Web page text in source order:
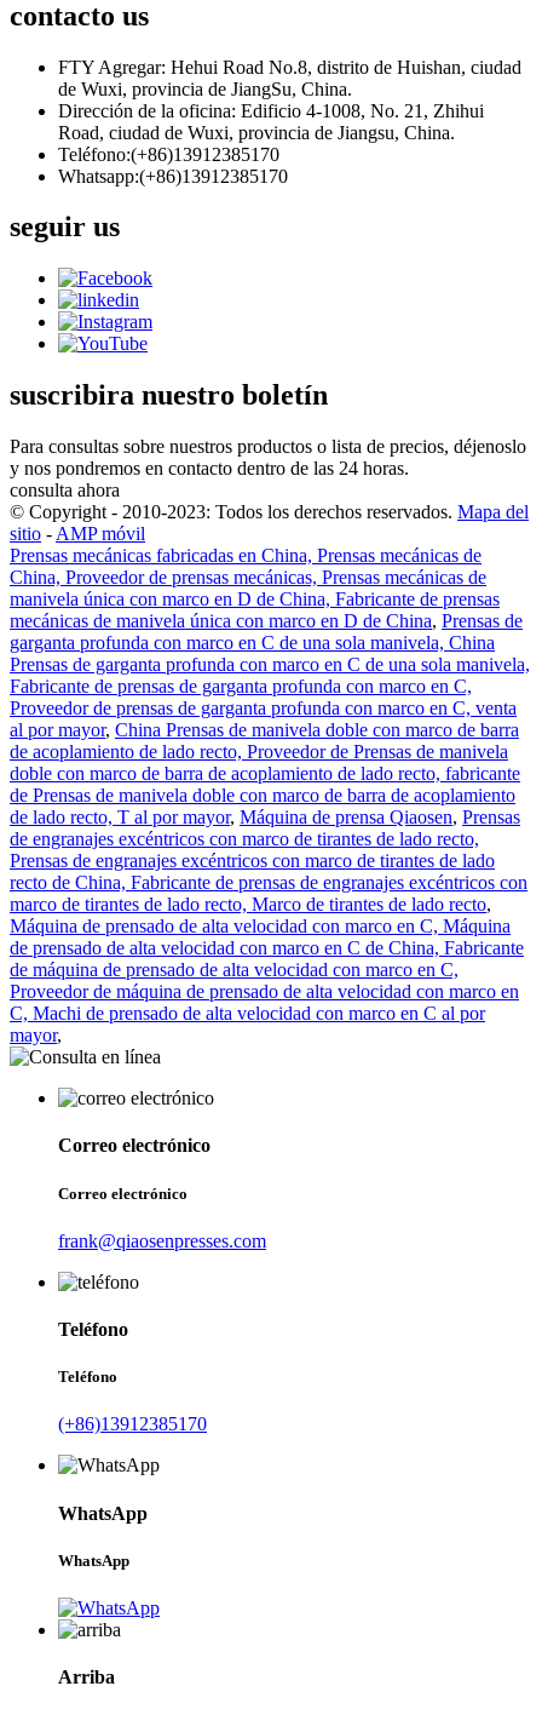
contacto us
FTY Agregar: Hehui Road No.8, distrito de Huishan, ciudad
de Wuxi, provincia de JiangSu, China.
Dirección de la oficina: Edificio 4-1008, No. 21, Zhihui
Road, ciudad de Wuxi, provincia de Jiangsu, China.
Teléfono:(+86)13912385170
Whatsapp:(+86)13912385170
seguir us
suscribira nuestro boletín
Para consultas sobre nuestros productos o lista de precios, déjenoslo
y nos pondremos en contacto dentro de las 24 horas.
consulta ahora
© Copyright - 2010-2023: Todos los derechos reservados. Mapa del
sitio - AMP móvil
Prensas mecánicas fabricadas en China, Prensas mecánicas de
China, Proveedor de prensas mecánicas, Prensas mecánicas de
manivela única con marco en D de China, Fabricante de prensas
mecánicas de manivela única con marco en D de China, Prensas de
garganta profunda con marco en C de una sola manivela, China
Prensas de garganta profunda con marco en C de una sola manivela,
Fabricante de prensas de garganta profunda con marco en C,
Proveedor de prensas de garganta profunda con marco en C, venta
al por mayor, China Prensas de manivela doble con marco de barra
de acoplamiento de lado recto, Proveedor de Prensas de manivela
doble con marco de barra de acoplamiento de lado recto, fabricante
de Prensas de manivela doble con marco de barra de acoplamiento
de lado recto, T al por mayor, Máquina de prensa Qiaosen, Prensas
de engranajes excéntricos con marco de tirantes de lado recto,
Prensas de engranajes excéntricos con marco de tirantes de lado
recto de China, Fabricante de prensas de engranajes excéntricos con
marco de tirantes de lado recto, Marco de tirantes de lado recto,
Máquina de prensado de alta velocidad con marco en C, Máquina
de prensado de alta velocidad con marco en C de China, Fabricante
de máquina de prensado de alta velocidad con marco en C,
Proveedor de máquina de prensado de alta velocidad con marco en
C, Machi de prensado de alta velocidad con marco en C al por
mayor,
Correo electrónico
Correo electrónico
frank@qiaosenpresses.com
Teléfono
Teléfono
(+86)13912385170
WhatsApp
WhatsApp
Arriba